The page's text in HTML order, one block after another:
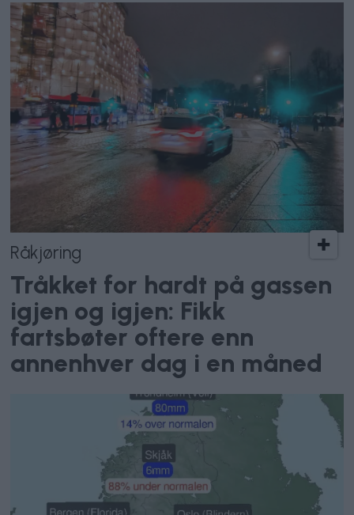
Råkjøring
Tråkket for hardt på gassen
igjen og igjen: Fikk
fartsbøter oftere enn
annenhver dag i en måned